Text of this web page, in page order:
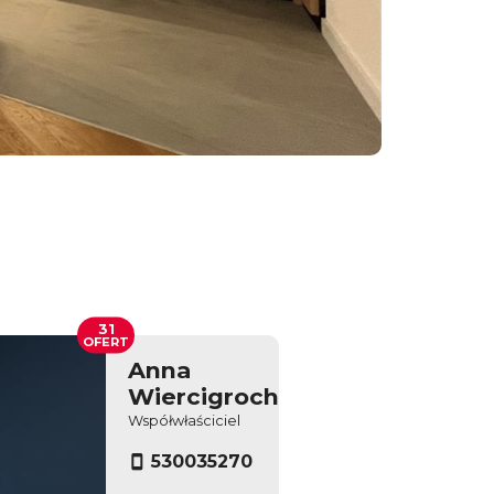
Anna
Wiercigroch
Współwłaściciel
530035270
31
OFERT